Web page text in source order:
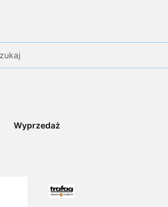
Wyprzedaż